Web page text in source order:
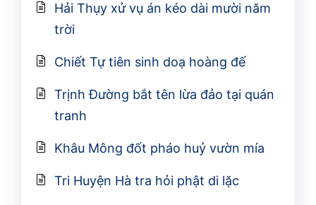
Hải Thụy xử vụ án kéo dài mười năm
trời
Chiết Tự tiên sinh doạ hoàng đế
Trịnh Đường bắt tên lừa đảo tại quán
tranh
Khâu Mông đốt pháo huỷ vườn mía
Tri Huyện Hà tra hỏi phật di lặc